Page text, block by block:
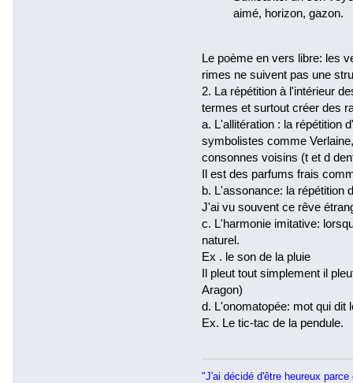
aimé, horizon, gazon.
Le poème en vers libre: les
rimes ne suivent pas une
2. La répétition à l'intérieur
termes et surtout créer des
a. L'allitération : la répétition
symbolistes comme
consonnes voisins (t et d
Il est des parfums frais
b. L'assonance: la répétition
J'ai vu souvent ce rêve
c. L'harmonie imitative:
naturel.
Ex . le son de la pluie
Il pleut tout simplement il
Aragon)
d. L'onomatopée: mot qui dit
Ex. Le tic-tac de la pendule.
"J'ai décidé d'être heureux